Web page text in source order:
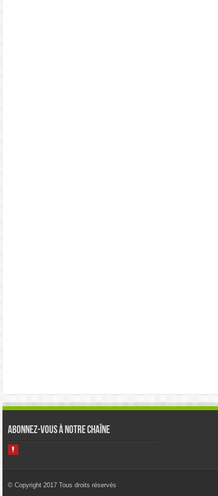
Abonnez-vous à notre chaîne
© Copyright 2017 Tous droits réservés